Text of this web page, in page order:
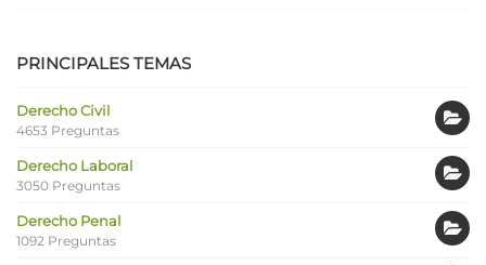
PRINCIPALES TEMAS
Derecho Civil
4653 Preguntas
Derecho Laboral
3050 Preguntas
Derecho Penal
1092 Preguntas